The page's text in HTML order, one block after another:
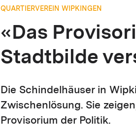
QUARTIERVEREIN WIPKINGEN
«Das
Stadtbilde
Die Schindelhäuser in
Zwischenlösung. Sie
Provisorium der Politik.